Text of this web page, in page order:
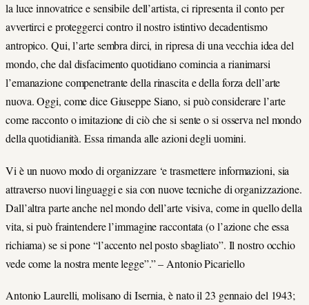
la luce innovatrice e sensibile dell’artista, ci ripresenta il conto per
avvertirci e proteggerci contro il nostro istintivo decadentismo
antropico. Qui, l’arte sembra dirci, in ripresa di una vecchia idea del
mondo, che dal disfacimento quotidiano comincia a rianimarsi
l’emanazione compenetrante della rinascita e della forza dell’arte
nuova. Oggi, come dice Giuseppe Siano, si può considerare l’arte
come racconto o imitazione di ciò che si sente o si osserva nel mondo
della quotidianità. Essa rimanda alle azioni degli uomini.
Vi è un nuovo modo di organizzare ‘e trasmettere informazioni, sia
attraverso nuovi linguaggi e sia con nuove tecniche di organizzazione.
Dall’altra parte anche nel mondo dell’arte visiva, come in quello della
vita, si può fraintendere l’immagine raccontata (o l’azione che essa
richiama) se si pone “l’accento nel posto sbagliato”. Il nostro occhio
vede come la nostra mente legge”.” – Antonio Picariello
Antonio Laurelli, molisano di Isernia, è nato il 23 gennaio del 1943;